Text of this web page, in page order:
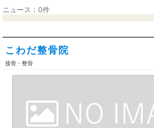
ニュース：0件
こわだ整骨院
接骨・整骨